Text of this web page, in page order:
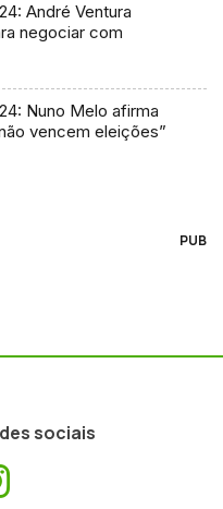
André Ventura
negociar com
Nuno Melo afirma
vencem eleições”
PUB
sociais